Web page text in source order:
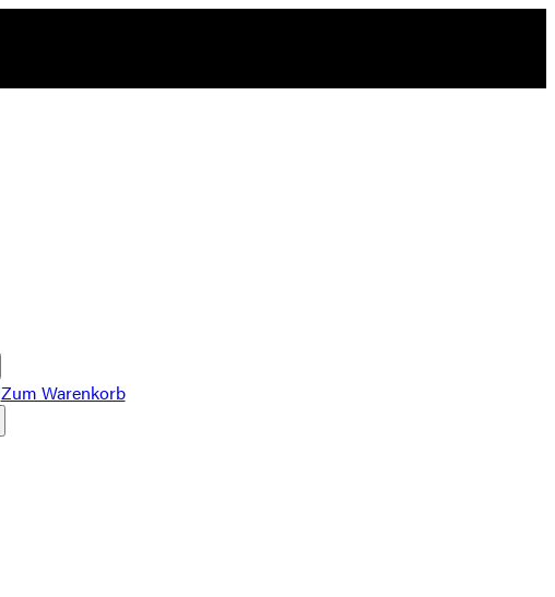
Zum Warenkorb